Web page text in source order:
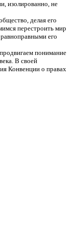
изолированно, не
делая его
перестроить мир
его
понимание
В своей
Конвенции о правах